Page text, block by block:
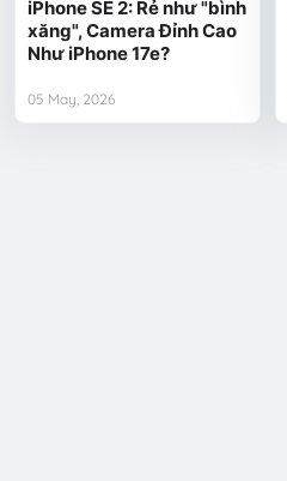
iPhone SE 2: Rẻ như "bình
xăng", Camera Đỉnh Cao
Như iPhone 17e?
05 May, 2026